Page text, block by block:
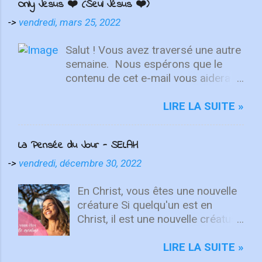
Only Jesus ❤️ (Seul Jésus ❤️)
-> vendredi, mars 25, 2022
Salut ! Vous avez traversé une autre
semaine. ⁣ Nous espérons que le
contenu de cet e-mail vous aidera à
Quelle que soit la semaine que vous
une nouvelle chance de se détendre
et de se reposer en Lui. "Puisque
attachez vos cœurs aux choses
d'en haut, où Christ est assis à la
droite de Dieu. Ayez l'esprit sur les
choses d'en haut, non sur les
choses terrestres" - Colossiens
LIRE LA SUITE »
La Pensée du Jour - SELAH
-> vendredi, décembre 30, 2022
En Christ, vous êtes une nouvelle
créature Si quelqu'un est en
Christ, il est une nouvelle créature.
passées ; voici, toutes choses
LIRE LA SUITE »